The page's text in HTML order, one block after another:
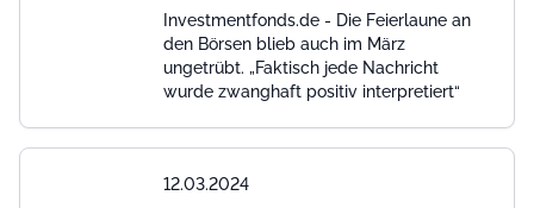
Investmentfonds.de - Die Feierlaune an
den Börsen blieb auch im März
ungetrübt. „Faktisch jede Nachricht
wurde zwanghaft positiv interpretiert“
12.03.2024